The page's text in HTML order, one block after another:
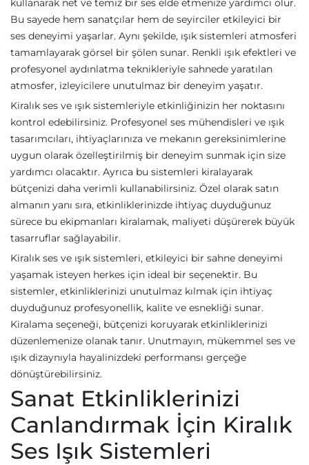
kullanarak net ve temiz bir ses elde etmenize yardımcı olur.
Bu sayede hem sanatçılar hem de seyirciler etkileyici bir
ses deneyimi yaşarlar. Aynı şekilde, ışık sistemleri atmosferi
tamamlayarak görsel bir şölen sunar. Renkli ışık efektleri ve
profesyonel aydınlatma teknikleriyle sahnede yaratılan
atmosfer, izleyicilere unutulmaz bir deneyim yaşatır.
Kiralık ses ve ışık sistemleriyle etkinliğinizin her noktasını
kontrol edebilirsiniz. Profesyonel ses mühendisleri ve ışık
tasarımcıları, ihtiyaçlarınıza ve mekanın gereksinimlerine
uygun olarak özelleştirilmiş bir deneyim sunmak için size
yardımcı olacaktır. Ayrıca bu sistemleri kiralayarak
bütçenizi daha verimli kullanabilirsiniz. Özel olarak satın
almanın yanı sıra, etkinliklerinizde ihtiyaç duyduğunuz
sürece bu ekipmanları kiralamak, maliyeti düşürerek büyük
tasarruflar sağlayabilir.
Kiralık ses ve ışık sistemleri, etkileyici bir sahne deneyimi
yaşamak isteyen herkes için ideal bir seçenektir. Bu
sistemler, etkinliklerinizi unutulmaz kılmak için ihtiyaç
duyduğunuz profesyonellik, kalite ve esnekliği sunar.
Kiralama seçeneği, bütçenizi koruyarak etkinliklerinizi
düzenlemenize olanak tanır. Unutmayın, mükemmel ses ve
ışık dizaynıyla hayalinizdeki performansı gerçeğe
dönüştürebilirsiniz.
Sanat Etkinliklerinizi
Canlandırmak İçin Kiralık
Ses Işık Sistemleri